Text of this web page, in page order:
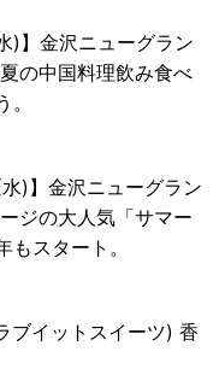
)】金沢ニューグラン
の中国料理飲み食べ
)】金沢ニューグラン
ジの大人気「サマー
もスタート。
ブイットスイーツ) 香